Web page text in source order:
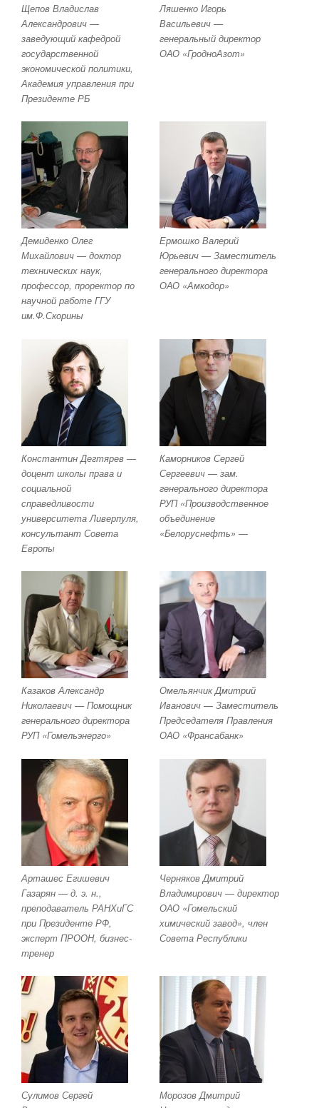
Щепов Владислав
Александрович —
заведующий кафедрой
государственной
экономической политики,
Академия управления при
Президенте РБ
Ляшенко Игорь
Васильевич —
генеральный директор
ОАО «ГродноАзот»
Демиденко Олег
Михайлович — доктор
технических наук,
профессор, проректор по
научной работе ГГУ
им.Ф.Скорины
Ермошко Валерий
Юрьевич — Заместитель
генерального директора
ОАО «Амкодор»
Константин Дегтярев —
доцент школы права и
социальной
справедливости
университета Ливерпуля,
консультант Совета
Европы
Каморников Сергей
Сергеевич — зам.
генерального директора
РУП «Производственное
объединение
«Белоруснефть» —
Казаков Александр
Николаевич — Помощник
генерального директора
РУП «Гомельэнерго»
Омельянчик Дмитрий
Иванович — Заместитель
Председателя Правления
ОАО «Франсабанк»
Арташес Егишевич
Газарян — д. э. н.,
преподаватель РАНХиГС
при Президенте РФ,
эксперт ПРООН, бизнес-
тренер
Черняков Дмитрий
Владимирович — директор
ОАО «Гомельский
химический завод», член
Совета Республики
Сулимов Сергей
Морозов Дмитрий